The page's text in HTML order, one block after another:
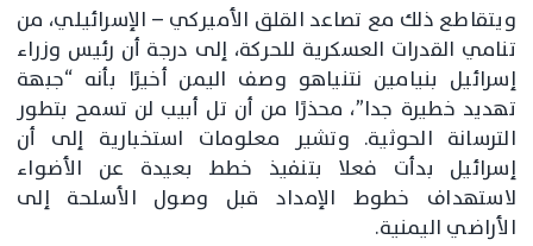
ويتقاطع ذلك مع تصاعد القلق الأميركي – الإسرائيلي، من
تنامي القدرات العسكرية للحركة، إلى درجة أن رئيس وزراء
إسرائيل بنيامين نتنياهو وصف اليمن أخيرًا بأنه “جبهة
تهديد خطيرة جدا”، محذرًا من أن تل أبيب لن تسمح بتطور
الترسانة الحوثية. وتشير معلومات استخبارية إلى أن
إسرائيل بدأت فعلا بتنفيذ خطط بعيدة عن الأضواء
لاستهداف خطوط الإمداد قبل وصول الأسلحة إلى
الأراضي اليمنية.